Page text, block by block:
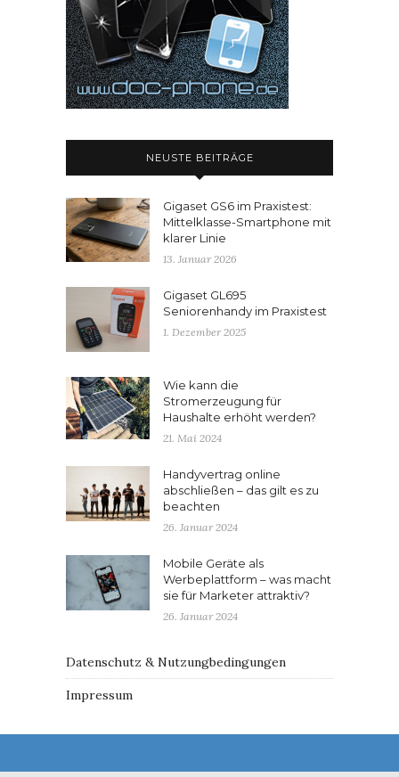
NEUSTE BEITRÄGE
Gigaset GS6 im Praxistest:
Mittelklasse-Smartphone mit
klarer Linie
13. Januar 2026
Gigaset GL695
Seniorenhandy im Praxistest
1. Dezember 2025
Wie kann die
Stromerzeugung für
Haushalte erhöht werden?
21. Mai 2024
Handyvertrag online
abschließen – das gilt es zu
beachten
26. Januar 2024
Mobile Geräte als
Werbeplattform – was macht
sie für Marketer attraktiv?
26. Januar 2024
Datenschutz & Nutzungbedingungen
Impressum